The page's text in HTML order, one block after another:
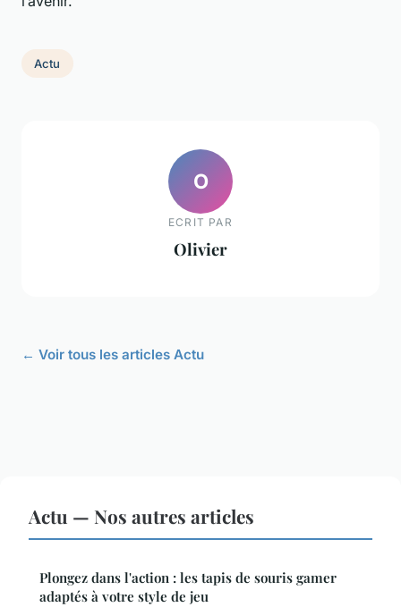
Actu
O
ECRIT PAR
Olivier
← Voir tous les articles Actu
Actu — Nos autres articles
Plongez dans l'action : les tapis de souris gamer
adaptés à votre style de jeu